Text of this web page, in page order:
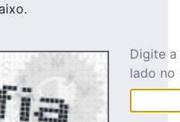
Digite
lado no